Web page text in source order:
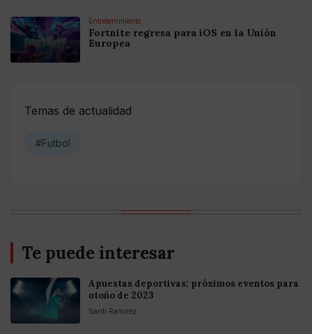
Entretenimiento
Fortnite regresa para iOS en la Unión
Europea
Temas de actualidad
#Futbol
Te puede interesar
Apuestas deportivas: próximos eventos para
otoño de 2023
Santi Ramirez